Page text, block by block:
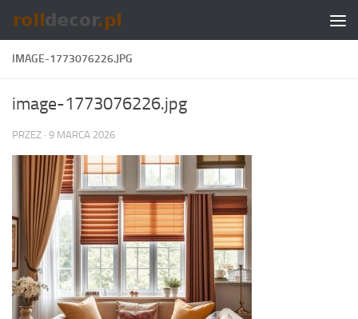
Skip to content
IMAGE-1773076226.JPG
image-1773076226.jpg
PRZEZ · 9 MARCA 2026